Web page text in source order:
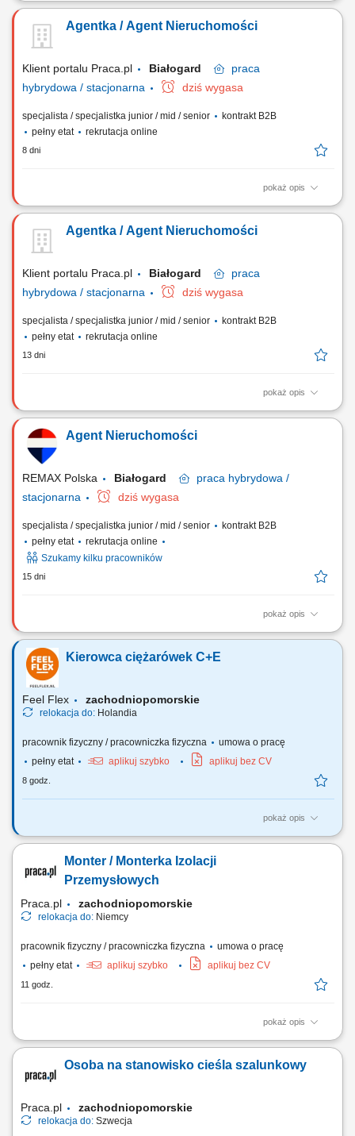
instalacja oraz późniejszy demontaż nowoczesnych systemów
szalunkowych i konstrukcji pomocniczych. Ręczna oraz maszynowa
Agentka / Agent Nieruchomości
Klient portalu Praca.pl Białogard
praca
hybrydowa / stacjonarna
dziś wygasa
specjalista / specjalistka junior / mid / senior
kontrakt B2B
pełny etat
rekrutacja online
8 dni
pokaż opis
Gotowość do prowadzenia działalności gospodarczej. Samodzielność i
odpowiedzialność. Nastawienie na realizację celów i rozwój zawodowy.
Systematyczność i zaangażowanie. Mile widziane doświadczenie w
Agentka / Agent Nieruchomości
Klient portalu Praca.pl Białogard
praca
hybrydowa / stacjonarna
dziś wygasa
specjalista / specjalistka junior / mid / senior
kontrakt B2B
pełny etat
rekrutacja online
13 dni
pokaż opis
Obsługa transakcji nieruchomości na zasadzie wyłączności. Rozwijanie
zaawansowanych). Budowanie własnej marki na rynku dzięki wsparciu
marketingowemu i technologicznemu. Nawiązywanie relacji z klientami
oraz współpraca z innymi...
Agent Nieruchomości
REMAX Polska Białogard praca hybrydowa /
stacjonarna
dziś wygasa
specjalista / specjalistka junior / mid / senior
kontrakt B2B
pełny etat
rekrutacja online
Szukamy kilku pracowników
15 dni
pokaż opis
Co otrzymasz jako agent nieruchomości REMAX? wiedzę, która da Ci
możliwość pracowania TYLKO na umowach ekskluzywnych, tzw. na
wyłączność europejskie certyfikowane szkolenia podstawowe, dzięki
którym będziesz profesjonalnym, skutecznym agentem nieruchomości
przeprowadzającym transakcje...
Kierowca ciężarówek C+E
Feel Flex zachodniopomorskie
relokacja do: Holandia
pracownik fizyczny / pracowniczka fizyczna
umowa o pracę
pełny etat
aplikuj szybko aplikuj bez CV
8 godz.
pokaż opis
Nasi kierowcy pracują jako: Kierowcy dystrybucji marketów
chłodnia, izoterma; Kierowców Terbergów (placowych) Uwaga nie
posiadamy ofert dla kierowców na trasach międzynarodowych i
Monter / Monterka Izolacji
Przemysłowych
Praca.pl zachodniopomorskie
relokacja do: Niemcy
pracownik fizyczny / pracowniczka fizyczna
umowa o pracę
pełny etat
aplikuj szybko aplikuj bez CV
11 godz.
pokaż opis
Opis stanowiska: Kompleksowy montaż oraz demontaż systemów
Prowadzenie prac instalacyjnych bezpośrednio na ciągach
rurociągowych, instalacjach technicznych oraz zbiornikach
Osoba na stanowisko cieśla szalunkowy
Praca.pl zachodniopomorskie
relokacja do: Szwecja